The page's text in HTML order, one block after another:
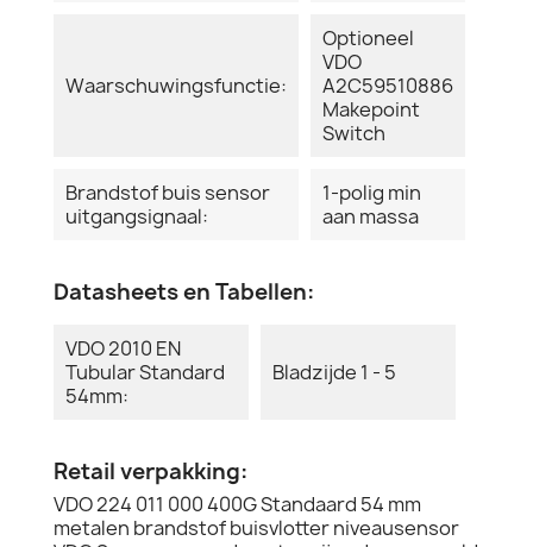
Waarschuwingsfunctie:
Optioneel
VDO
A2C59510886
Makepoint
Switch
Brandstof buis sensor
uitgangsignaal:
1-polig min
aan massa
Datasheets en Tabellen:
VDO 2010 EN
Tubular Standard
54mm:
Bladzijde 1 - 5
Retail verpakking:
VDO 224 011 000 400G Standaard 54 mm
metalen brandstof buisvlotter niveausensor